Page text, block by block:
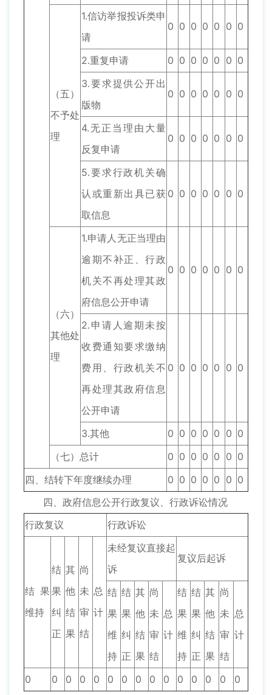
（五）
不予处
理
1.信访举报投诉类申
请
0 0 0 0 0 0 0
2.重复申请 0 0 0 0 0 0 0
3.要求提供公开出
版物
0 0 0 0 0 0 0
4.无正当理由大量
反复申请
0 0 0 0 0 0 0
5.要求行政机关确
认或重新出具已获
取信息
0 0 0 0 0 0 0
（六）
其他处
理
1.申请人无正当理由
逾期不补正、行政
机关不再处理其政
府信息公开申请
0 0 0 0 0 0 0
2.申请人逾期未按
收费通知要求缴纳
费用、行政机关不
再处理其政府信息
公开申请
0 0 0 0 0 0 0
3.其他 0 0 0 0 0 0 0
（七）总计
0 0 0 0 0 0 0
四、结转下年度继续办理
0 0 0 0 0 0 0
四、政府信息公开行政复议、行政诉讼情况
行政复议
行政诉讼
结果
维持
结
果
纠
正
其
他
结
果
尚
未
审
结
总
计
未经复议直接起
诉
复议后起诉
结
果
维
持
结
果
纠
正
其
他
结
果
尚
未
审
结
总
计
结
果
维
持
结
果
纠
正
其
他
结
果
尚
未
审
结
总
计
0 0 0 0 0 0 0 0 0 0 0 0 0 0
0